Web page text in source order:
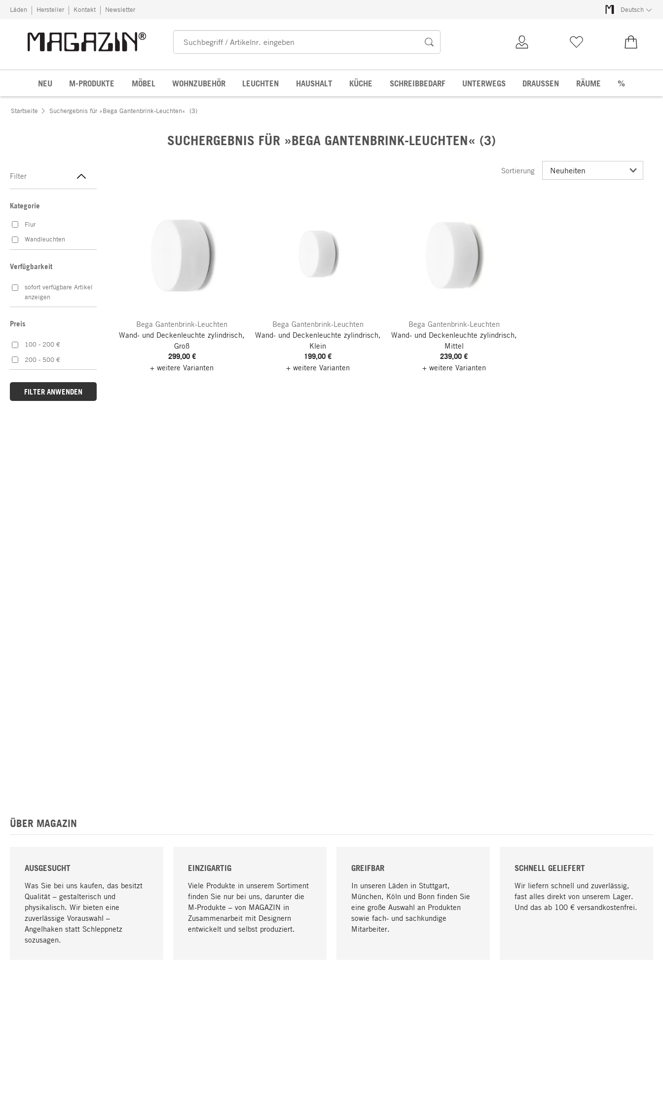
Zum Inhalt springen
Läden Hersteller Kontakt Newsletter Deutsch
NEU M-PRODUKTE MÖBEL WOHNZUBEHÖR LEUCHTEN HAUSHALT KÜCHE SCHREIBBEDARF UNTERWEGS DRAUSSEN RÄUME %
Startseite Suchergebnis für »Bega Gantenbrink-Leuchten« (3)
SUCHERGEBNIS FÜR »BEGA GANTENBRINK-LEUCHTEN« (3)
Filter
Kategorie
Flur
Wandleuchten
Verfügbarkeit
sofort verfügbare Artikel
anzeigen
Preis
100 - 200 €
200 - 500 €
FILTER ANWENDEN
Sortierung
Bega Gantenbrink-Leuchten
Wand- und Deckenleuchte zylindrisch,
Groß
299,00 €
+ weitere Varianten
Bega Gantenbrink-Leuchten
Wand- und Deckenleuchte zylindrisch,
Klein
199,00 €
+ weitere Varianten
Bega Gantenbrink-Leuchten
Wand- und Deckenleuchte zylindrisch,
Mittel
239,00 €
+ weitere Varianten
ÜBER MAGAZIN
AUSGESUCHT
Was Sie bei uns kaufen, das besitzt
Qualität – gestalterisch und
physikalisch. Wir bieten eine
zuverlässige Vorauswahl –
Angelhaken statt Schleppnetz
sozusagen.
EINZIGARTIG
Viele Produkte in unserem Sortiment
finden Sie nur bei uns, darunter die
M-Produkte – von MAGAZIN in
Zusammenarbeit mit Designern
entwickelt und selbst produziert.
GREIFBAR
In unseren Läden in Stuttgart,
München, Köln und Bonn finden Sie
eine große Auswahl an Produkten
sowie fach- und sachkundige
Mitarbeiter.
SCHNELL GELIEFERT
Wir liefern schnell und zuverlässig,
fast alles direkt von unserem Lager.
Und das ab 100 € versandkostenfrei.